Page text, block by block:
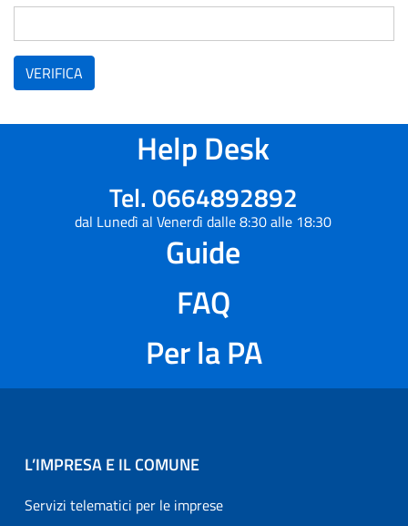
VERIFICA
Help Desk
Tel. 0664892892
dal Lunedì al Venerdì dalle 8:30 alle 18:30
Guide
FAQ
Per la PA
L’IMPRESA E IL COMUNE
Servizi telematici per le imprese